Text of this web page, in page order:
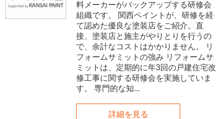
料メーカーがバックアップする研修会
組織です。 関西ペイントが、研修を経
て認めた優良な塗装店をご紹介。直
接、塗装店と施主がやりとりを行うの
で、余計なコストはかかりません。 リ
フォームサミットの強み リフォームサ
ミットは、定期的に年3回の戸建住宅改
修工事に関する研修会を実施していま
す。 専門的な知...
詳細を見る